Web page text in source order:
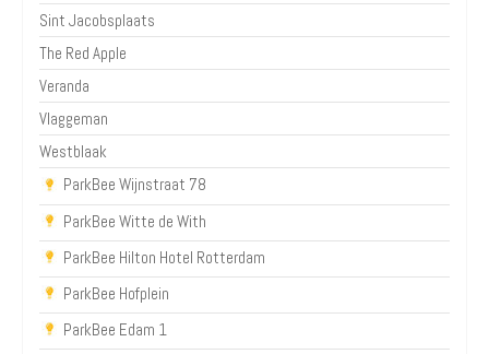
Sint Jacobsplaats
The Red Apple
Veranda
Vlaggeman
Westblaak
ParkBee Wijnstraat 78
ParkBee Witte de With
ParkBee Hilton Hotel Rotterdam
ParkBee Hofplein
ParkBee Edam 1